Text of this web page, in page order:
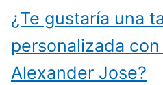
Nombres de niño
Nombres de niño
Nombres de niño
Nombres de
Nombres de
Nombres de
Nombres de
Nombres de
Nombres de
¿Te gustaría una
personalizada
Alexander Jose?